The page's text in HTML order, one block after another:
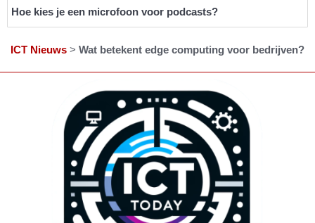
Hoe kies je een microfoon voor podcasts?
ICT Nieuws > Wat betekent edge computing voor bedrijven?